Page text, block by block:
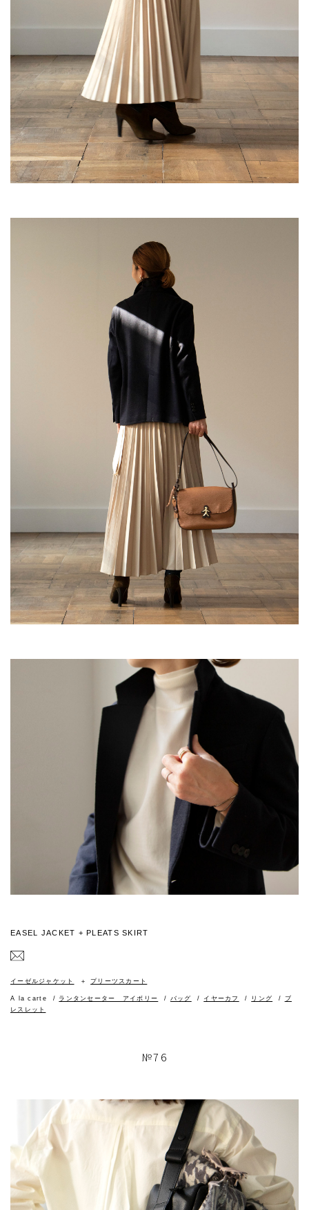
EASEL JACKET + PLEATS SKIRT
イーゼルジャケット プリーツスカート
A la carte ランタンセーター アイボリー バッグ イヤーカフ リング
ブ
レスレット
№76